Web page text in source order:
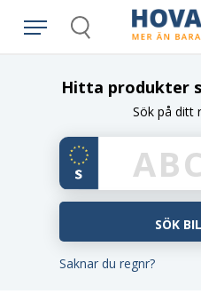
Search
Hitta produkter
Sök på ditt
Saknar du regnr?